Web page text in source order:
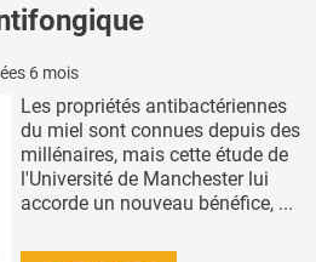
6 mois
Les propriétés antibactériennes
du miel sont connues depuis des
millénaires, mais cette étude de
l'Université de Manchester lui
accorde un nouveau bénéfice, ...